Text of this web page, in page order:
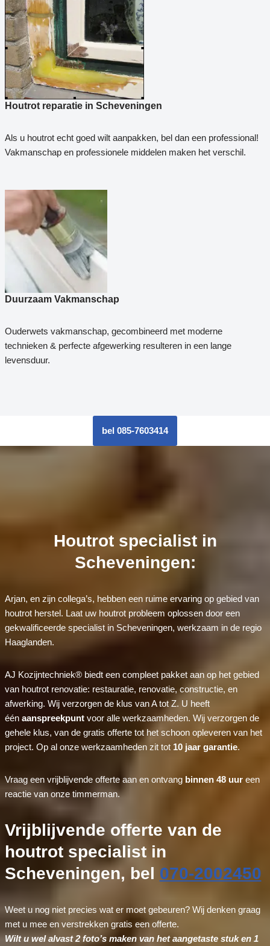
Houtrot reparatie in Scheveningen
Als u houtrot echt goed wilt aanpakken, bel dan een professional!
Vakmanschap en professionele middelen maken het verschil.
Duurzaam Vakmanschap
Ouderwets vakmanschap, gecombineerd met moderne
technieken & perfecte afgewerking resulteren in een lange
levensduur.
bel 085-7603414
Houtrot specialist in
Scheveningen:
Arjan, en zijn collega’s, hebben een ruime ervaring op gebied van
houtrot herstel. Laat uw houtrot probleem oplossen door een
gekwalificeerde specialist in Scheveningen, werkzaam in de regio
Haaglanden.
AJ Kozijntechniek® biedt een compleet pakket aan op het gebied
van houtrot renovatie: restauratie, renovatie, constructie, en
afwerking. Wij verzorgen de klus van A tot Z. U heeft
één aanspreekpuntvoor alle werkzaamheden. Wij verzorgen de
gehele klus, van de gratis offerte tot het schoon opleveren van het
project. Op al onze werkzaamheden zit tot 10 jaar garantie.
Vraag een vrijblijvende offerte aan en ontvang binnen 48 uureen
reactie van onze timmerman.
Vrijblijvende offerte van de
houtrot specialist in
Scheveningen, bel 070-2002450
Weet u nog niet precies wat er moet gebeuren? Wij denken graag
met u mee en verstrekken gratis een offerte.
Wilt u wel alvast 2 foto’s maken van het aangetaste stuk en 1